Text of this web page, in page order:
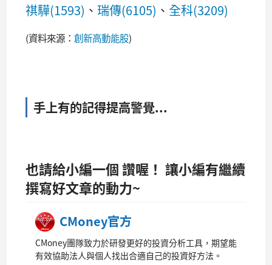
祺驊(1593) 、 瑞傳(6105) 、 全科(3209)
(資料來源： 創新高動能股)
手上有的記得提高警覺...
也請給小編一個 讚喔！ 讓小編有繼續
撰寫好文章的動力~
CMoney官方
CMoney團隊致力於研發更好的投資分析工具，期望能
有效協助法人與個人找出合適自己的投資好方法。